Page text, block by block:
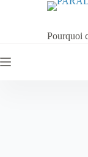
Pourquoi